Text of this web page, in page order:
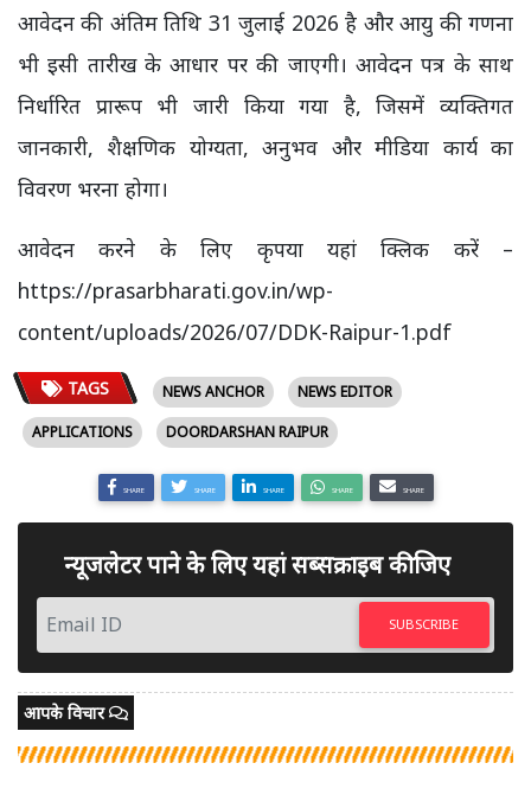
आवेदन की अंतिम तिथि 31 जुलाई 2026 है और आयु की गणना
भी इसी तारीख के आधार पर की जाएगी। आवेदन पत्र के साथ
निर्धारित प्रारूप भी जारी किया गया है, जिसमें व्यक्तिगत
जानकारी, शैक्षणिक योग्यता, अनुभव और मीडिया कार्य का
विवरण भरना होगा।
आवेदन करने के लिए कृपया यहां क्लिक करें –
https://prasarbharati.gov.in/wp-
content/uploads/2026/07/DDK-Raipur-1.pdf
TAGS NEWS ANCHOR
NEWS EDITOR
APPLICATIONS
DOORDARSHAN RAIPUR
SHARE SHARE SHARE SHARE SHARE
न्यूजलेटर पाने के लिए यहां सब्सक्राइब कीजिए
SUBSCRIBE
आपके विचार